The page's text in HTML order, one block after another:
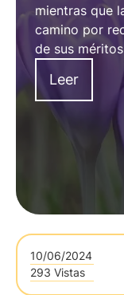
mientras que
camino por
de sus
son mucho
picadura. Ya
Leer
10/06/2024
293 Vistas